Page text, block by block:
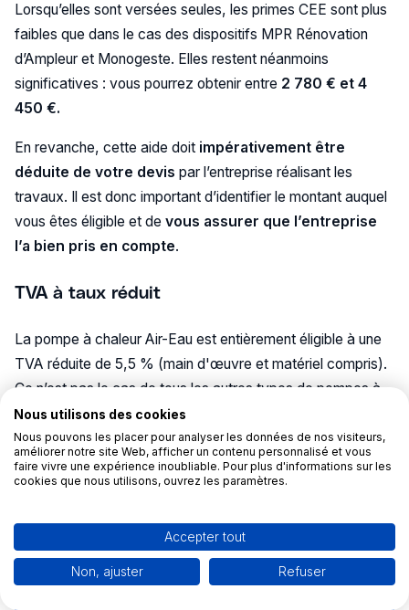
Lorsqu’elles sont versées seules, les primes CEE sont plus
faibles que dans le cas des dispositifs MPR Rénovation
d’Ampleur et Monogeste. Elles restent néanmoins
significatives : vous pourrez obtenir entre 2 780 € et 4
450 €.
En revanche, cette aide doit impérativement être
déduite de votre devis par l’entreprise réalisant les
travaux. Il est donc important d’identifier le montant auquel
vous êtes éligible et de vous assurer que l’entreprise
l’a bien pris en compte.
TVA à taux réduit
La pompe à chaleur Air-Eau est entièrement éligible à une
TVA réduite de 5,5 % (main d'œuvre et matériel compris).
Ce n’est pas le cas de tous les autres types de pompes à
chaleur.
Pour tout comprendre,
découvrez notre guide
des aides 2024.
Nous utilisons des cookies
Nous pouvons les placer pour analyser les données de nos visiteurs,
améliorer notre site Web, afficher un contenu personnalisé et vous
faire vivre une expérience inoubliable. Pour plus d'informations sur les
cookies que nous utilisons, ouvrez les paramètres.
Accepter tout
Non, ajuster Refuser